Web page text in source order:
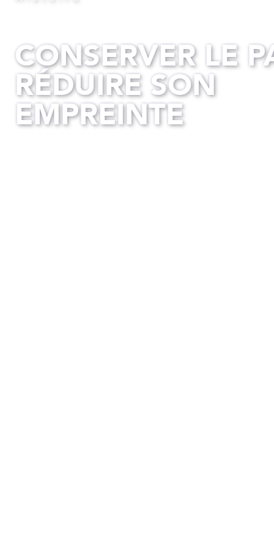
CONSERVER LE
RÉDUIRE SON
EMPREINTE